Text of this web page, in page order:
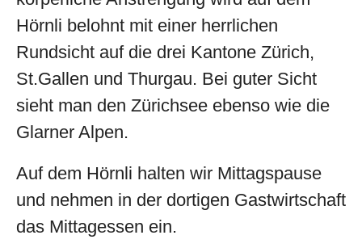
Hörnli belohnt mit einer herrlichen
Rundsicht auf die drei Kantone Zürich,
St.Gallen und Thurgau. Bei guter Sicht
sieht man den Zürichsee ebenso wie die
Glarner Alpen.
Auf dem Hörnli halten wir Mittagspause
und nehmen in der dortigen Gastwirtschaft
das Mittagessen ein.